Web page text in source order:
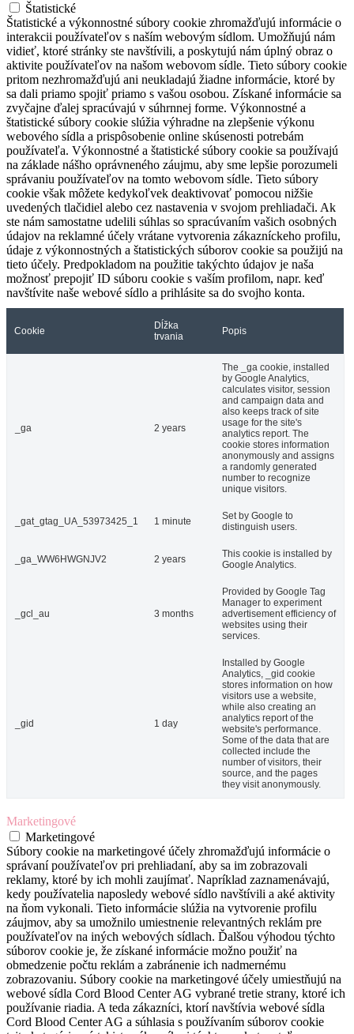
Štatistické
Štatistické a výkonnostné súbory cookie zhromažďujú informácie o
interakcii používateľov s naším webovým sídlom. Umožňujú nám
vidieť, ktoré stránky ste navštívili, a poskytujú nám úplný obraz o
aktivite používateľov na našom webovom sídle. Tieto súbory cookie
pritom nezhromažďujú ani neukladajú žiadne informácie, ktoré by
sa dali priamo spojiť priamo s vašou osobou. Získané informácie sa
zvyčajne ďalej spracúvajú v súhrnnej forme. Výkonnostné a
štatistické súbory cookie slúžia výhradne na zlepšenie výkonu
webového sídla a prispôsobenie online skúsenosti potrebám
používateľa. Výkonnostné a štatistické súbory cookie sa používajú
na základe nášho oprávneného záujmu, aby sme lepšie porozumeli
správaniu používateľov na tomto webovom sídle. Tieto súbory
cookie však môžete kedykoľvek deaktivovať pomocou nižšie
uvedených tlačidiel alebo cez nastavenia v svojom prehliadači. Ak
ste nám samostatne udelili súhlas so spracúvaním vašich osobných
údajov na reklamné účely vrátane vytvorenia zákazníckeho profilu,
údaje z výkonnostných a štatistických súborov cookie sa použijú na
tieto účely. Predpokladom na použitie takýchto údajov je naša
možnosť prepojiť ID súboru cookie s vaším profilom, napr. keď
navštívite naše webové sídlo a prihlásite sa do svojho konta.
Cookie
Dĺžka
trvania
Popis
_ga 2 years
The _ga cookie, installed
by Google Analytics,
calculates visitor, session
and campaign data and
also keeps track of site
usage for the site's
analytics report. The
cookie stores information
anonymously and assigns
a randomly generated
number to recognize
unique visitors.
_gat_gtag_UA_53973425_1 1 minute
Set by Google to
distinguish users.
_ga_WW6HWGNJV2 2 years
This cookie is installed by
Google Analytics.
_gcl_au 3 months
Provided by Google Tag
Manager to experiment
advertisement efficiency of
websites using their
services.
_gid 1 day
Installed by Google
Analytics, _gid cookie
stores information on how
visitors use a website,
while also creating an
analytics report of the
website's performance.
Some of the data that are
collected include the
number of visitors, their
source, and the pages
they visit anonymously.
Marketingové
Marketingové
Súbory cookie na marketingové účely zhromažďujú informácie o
správaní používateľov pri prehliadaní, aby sa im zobrazovali
reklamy, ktoré by ich mohli zaujímať. Napríklad zaznamenávajú,
kedy používatelia naposledy webové sídlo navštívili a aké aktivity
na ňom vykonali. Tieto informácie slúžia na vytvorenie profilu
záujmov, aby sa umožnilo umiestnenie relevantných reklám pre
používateľov na iných webových sídlach. Ďalšou výhodou týchto
súborov cookie je, že získané informácie možno použiť na
obmedzenie počtu reklám a zabránenie ich nadmernému
zobrazovaniu. Súbory cookie na marketingové účely umiestňujú na
webové sídla Cord Blood Center AG vybrané tretie strany, ktoré ich
používanie riadia. A teda zákazníci, ktorí navštívia webové sídla
Cord Blood Center AG a súhlasia s používaním súborov cookie